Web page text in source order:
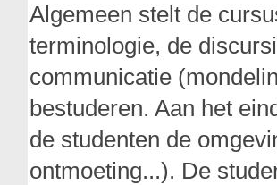
Algemeen stelt de
terminologie, de
communicatie
bestuderen. Aan het
de studenten de
ontmoeting...). De